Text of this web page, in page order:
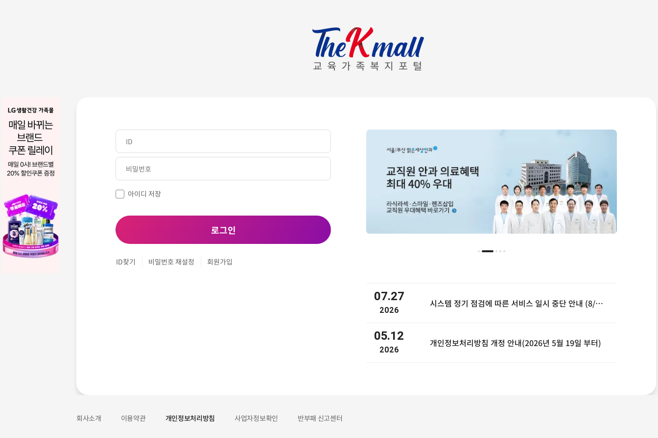
아이디 저장
로그인
ID찾기 비밀번호 재설정 회원가입
2026
07.27 시스템 정기 점검에 따른 서비스 일시 중단 안내 (8/9, 00~08시)
2026
05.12 개인정보처리방침 개정 안내(2026년 5월 19일 부터)
회사소개 이용약관 개인정보처리방침 사업자정보확인 반부패 신고센터